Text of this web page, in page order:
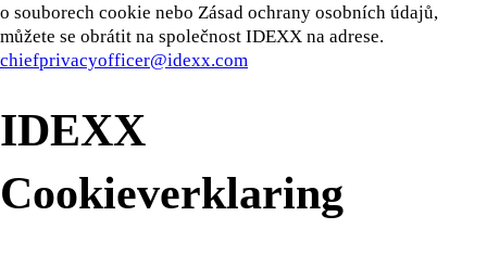
o souborech cookie nebo Zásad ochrany osobních údajů,
můžete se obrátit na společnost IDEXX na adrese.
chiefprivacyofficer@idexx.com
IDEXX
Cookieverklaring